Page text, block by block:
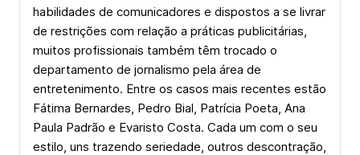
habilidades de comunicadores e dispostos a se livrar
de restrições com relação a práticas publicitárias,
muitos profissionais também têm trocado o
departamento de jornalismo pela área de
entretenimento. Entre os casos mais recentes estão
Fátima Bernardes, Pedro Bial, Patrícia Poeta, Ana
Paula Padrão e Evaristo Costa. Cada um com o seu
estilo, uns trazendo seriedade, outros descontração,